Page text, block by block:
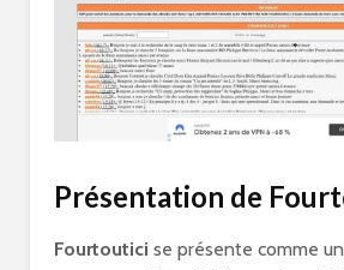
Présentation de
Fourtoutici se présente comme